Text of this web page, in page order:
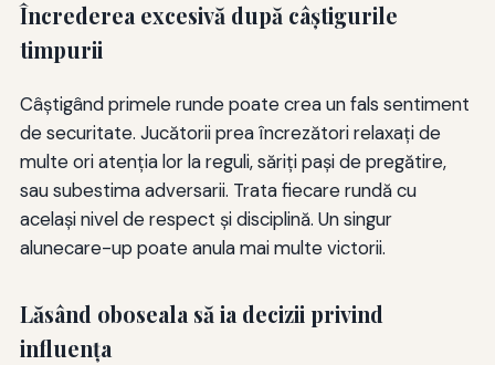
Încrederea excesivă după câştigurile
timpurii
Câștigând primele runde poate crea un fals sentiment
de securitate. Jucătorii prea încrezători relaxați de
multe ori atenția lor la reguli, săriți pași de pregătire,
sau subestima adversarii. Trata fiecare rundă cu
același nivel de respect și disciplină. Un singur
alunecare-up poate anula mai multe victorii.
Lăsând oboseala să ia decizii privind
influenţa